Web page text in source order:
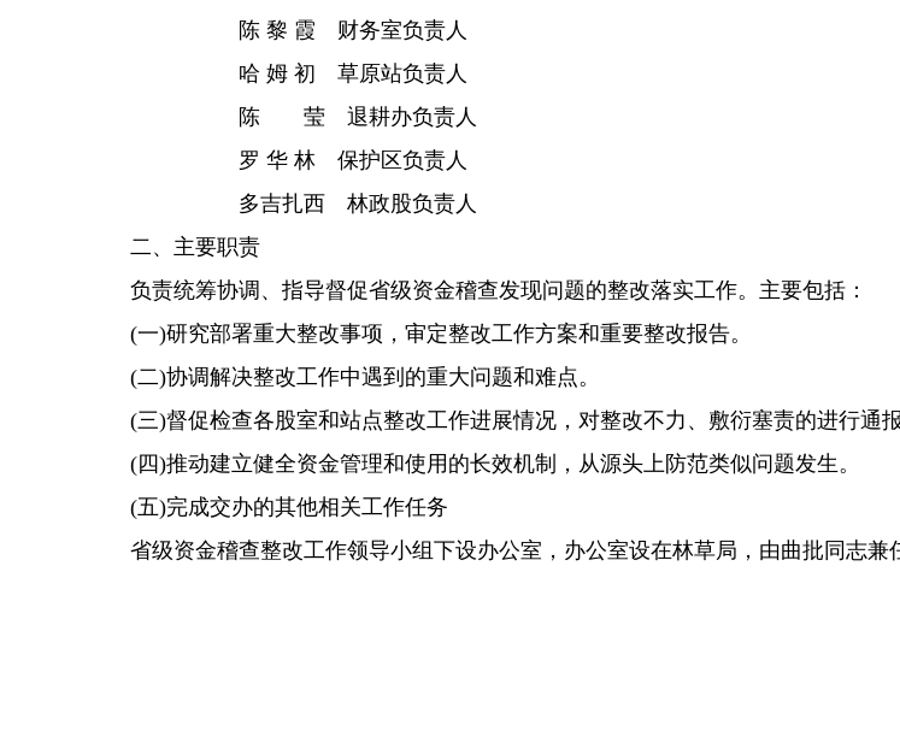
陈 黎 霞 财务室负责人
哈 姆 初 草原站负责人
陈 莹 退耕办负责人
罗 华 林 保护区负责人
多吉扎西 林政股负责人
二、主要职责
负责统筹协调、指导督促省级资金稽查发现问题的整改落实工作。主要包括：
(一)研究部署重大整改事项，审定整改工作方案和重要整改报告。
(二)协调解决整改工作中遇到的重大问题和难点。
(三)督促检查各股室和站点整改工作进展情况，对整改不力、敷衍塞责的进行通报
(四)推动建立健全资金管理和使用的长效机制，从源头上防范类似问题发生。
(五)完成交办的其他相关工作任务
省级资金稽查整改工作领导小组下设办公室，办公室设在林草局，由曲批同志
白玉
2025